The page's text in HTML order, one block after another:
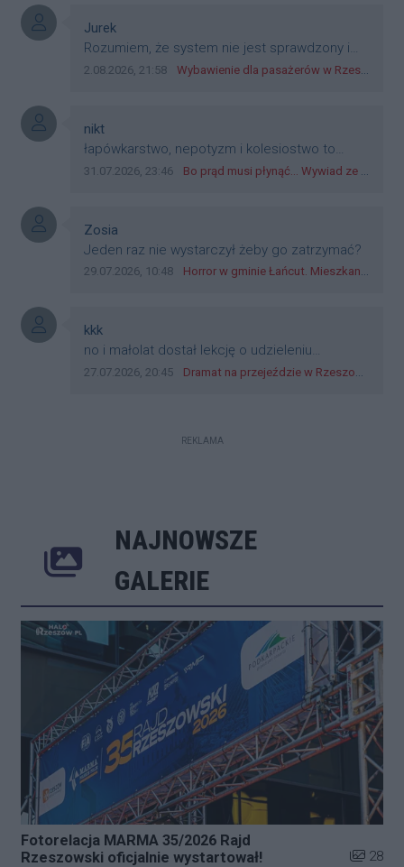
plastik czy inne bliki. Zakrawa na
dyskryminację.
Autor komentarza:
Jurek
Treść komentarza:
Rozumiem, że system nie jest sprawdzony i
przetestowany. Wybieram się z mim młodym
przejazdów dadzą radę. Albo ogarną, jak to
teraz młode ludzie mówią.
Data dodania komentarza:
2.08.2026, 21:58 Źródło komentarza:
Wybawienie dla pasażerów w Rzeszowie? W mieście ruszyły testy nowego rozwiązania
Autor komentarza:
nikt
Treść komentarza:
łapówkarstwo, nepotyzm i kolesiostwo to
norma w pge dystrybucja rzeszów, takie ***e
zagorzali pisowcy
Data dodania komentarza:
31.07.2026, 23:46 Źródło komentarza:
Bo prąd musi płynąć... Wywiad ze Zbigniewem Możdżeniem - Dyrektorem Generalnym Oddziału PGE Dystrybucja w Rzeszowie
Autor komentarza:
Zosia
Treść komentarza:
Jeden raz nie wystarczył żeby go zatrzymać?
Data dodania komentarza:
29.07.2026, 10:48 Źródło komentarza:
Horror w gminie Łańcut. Mieszkaniec Rzeszowa terroryzował rodzinę nożem i zaatakował policjantów! [VIDEO]
Autor komentarza:
kkk
Treść komentarza:
no i małolat dostał lekcję o udzieleniu
pierwszeństwa
Data dodania komentarza:
27.07.2026, 20:45 Źródło komentarza:
Dramat na przejeździe w Rzeszowie. 16-latek na hulajnodze wjechał wprost pod szynobus
REKLAMA
NAJNOWSZE
GALERIE
Fotorelacja MARMA 35/2026 Rajd
Rzeszowski oficjalnie wystartował!
Liczba
28